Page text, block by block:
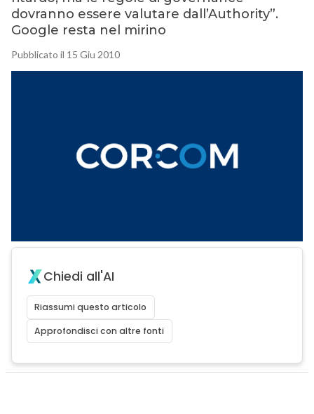
dovranno essere valutare dall’Authority”.
Google resta nel mirino
Pubblicato il 15 Giu 2010
Chiedi all'AI
Riassumi questo articolo
Approfondisci con altre fonti